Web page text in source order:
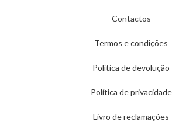
Contactos
Termos e condições
Política de devolução
Política de privacidade
Livro de reclamações